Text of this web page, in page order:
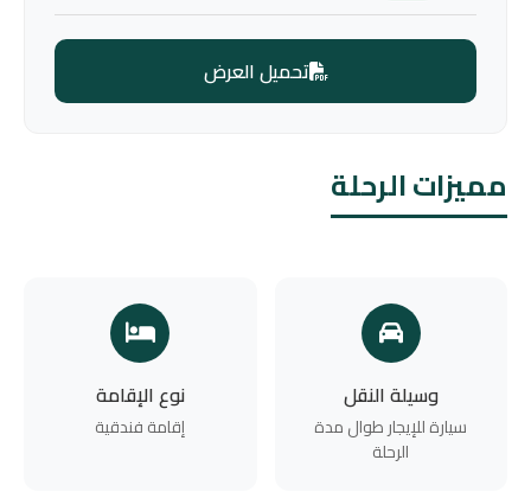
مميزات الرحلة
وسيلة النقل
سيارة للإيجار طوال مدة
الرحلة
نوع الإقامة
إقامة فندقية
تحميل العرض